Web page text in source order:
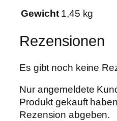
Gewicht 1,45 kg
Rezensionen
Es gibt noch keine
Nur angemeldete
Produkt gekauft
Rezension abgeben.